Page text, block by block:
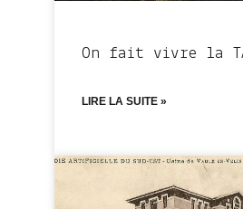
On fait vivre la
LIRE LA SUITE »